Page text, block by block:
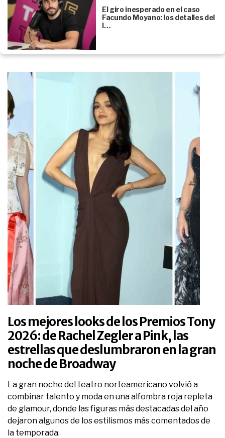
El giro inesperado en el caso
Facundo Moyano: los detalles del
l…
Los mejores looks de los Premios Tony
2026: de Rachel Zegler a Pink, las
estrellas que deslumbraron en la gran
noche de Broadway
La gran noche del teatro norteamericano volvió a
combinar talento y moda en una alfombra roja repleta
de glamour, donde las figuras más destacadas del año
dejaron algunos de los estilismos más comentados de
la temporada.